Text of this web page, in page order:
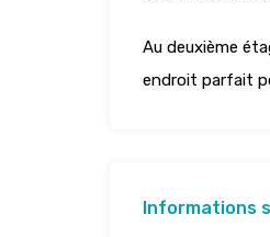
Au deuxième
endroit parfait
Informations